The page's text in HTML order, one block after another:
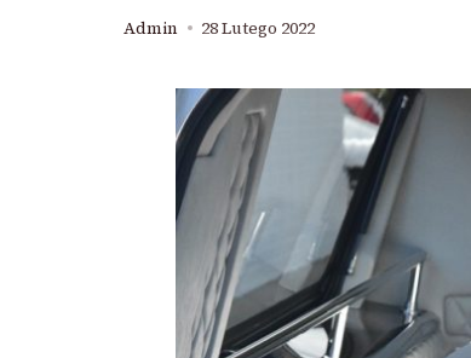
Admin 28 Lutego 2022